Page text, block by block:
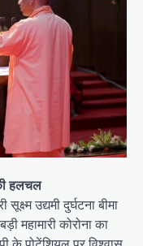
हलचल
उद्यमी दुर्घटना बीमा
महामारी कोरोना का